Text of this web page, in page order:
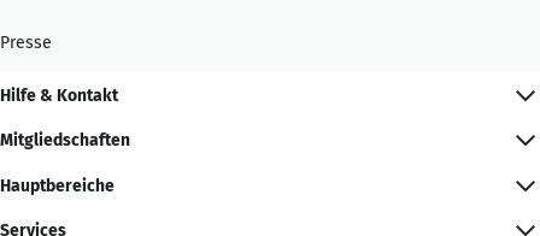
Presse
Hilfe & Kontakt
Mitgliedschaften
Hauptbereiche
Services